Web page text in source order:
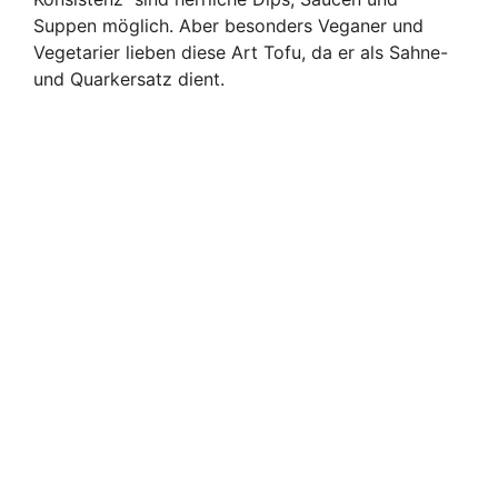
Suppen möglich. Aber besonders Veganer und
Vegetarier lieben diese Art Tofu, da er als Sahne-
und Quarkersatz dient.